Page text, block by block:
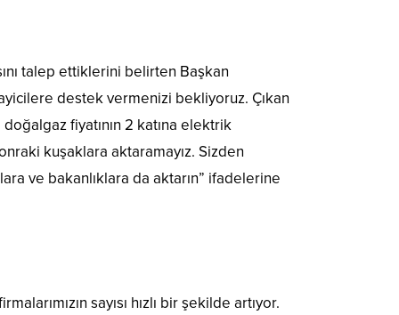
talep ettiklerini belirten Başkan
destek vermenizi bekliyoruz. Çıkan
fiyatının 2 katına elektrik
kuşaklara aktaramayız. Sizden
ve bakanlıklara da aktarın” ifadelerine
sayısı hızlı bir şekilde artıyor.